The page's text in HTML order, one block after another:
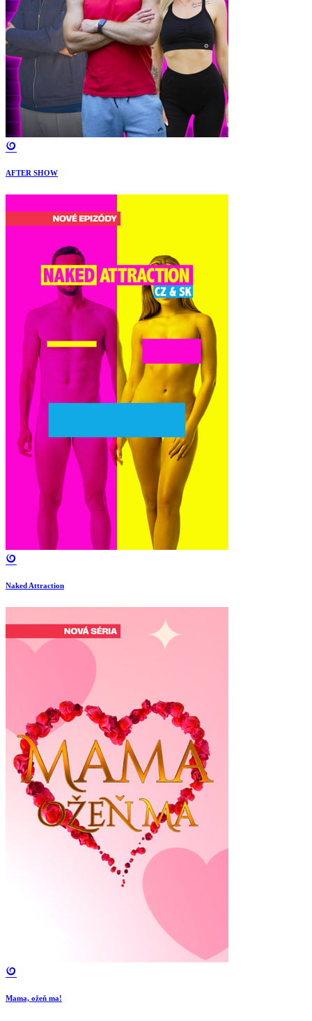
AFTER SHOW
Naked Attraction
Mama, ožeň ma!